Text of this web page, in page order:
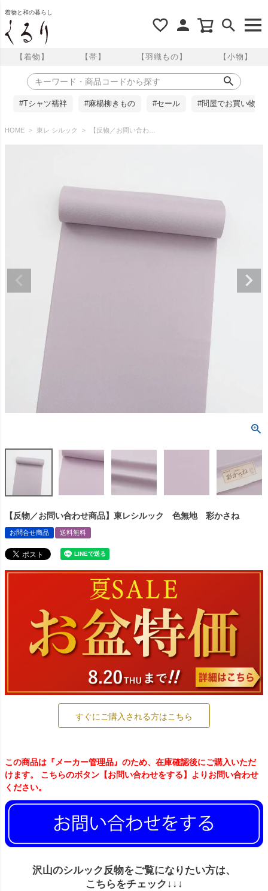
着物と和の暮らし
【着物】 【帯】 【羽織もの】 【小物】
#Tシャツ襦袢 #麻楊柳きもの #セール #問屋でお買い物
HOME 東レ シルック 【反物／お問い合わせ商品】東レシルック 色無地 彩かさね
【反物／お問い合わせ商品】東レシルック 色無地 彩かさね
お問合せ商品 送料無料
すぐにご購入される方はこちら
この商品は『メーカー管理品』のため、在庫確認後にご購入いただ
けます。 こちらのボタン【お問い合わせをする】よりお問い合わせ
ください。
沢山のシルック反物をご覧になりたい方は、
こちらをチェック↓↓↓